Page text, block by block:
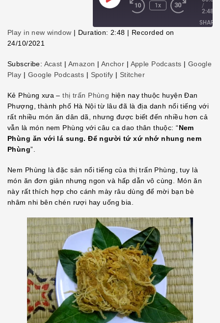
Episode
1x
/
2:48
SHARE
LINK
EMBED
Play in new window | Duration: 2:48 | Recorded on
24/10/2021
Subscribe: Acast | Amazon | Anchor | Apple Podcasts | Google
Play | Google Podcasts | Spotify | Stitcher
Kẻ Phùng xưa –thị trấn Phùng hiện nay thuộc huyện Đan
Phượng, thành phố Hà Nội từ lâu đã là địa danh nổi tiếng với
rất nhiều món ăn dân dã, nhưng được biết đến nhiều hơn cả
vẫn là món nem Phùng với câu ca dao thân thuộc: “Nem
Phùng ăn với lá sung. Để người tứ xứ nhớ nhung nem
Phùng”.
Nem Phùng là đặc sản nổi tiếng của thị trấn Phùng, tuy là
món ăn đơn giản nhưng ngon và hấp dẫn vô cùng. Món ăn
này rất thích hợp cho cánh mày râu dùng để mời bạn bè
nhâm nhi bên chén rượi hay uống bia.